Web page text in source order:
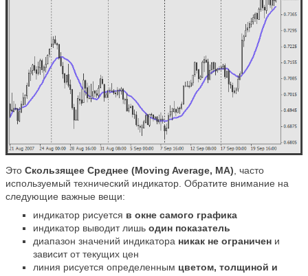
Это Скользящее Среднее (Moving Average, MA), часто
используемый технический индикатор. Обратите внимание на
следующие важные вещи:
индикатор рисуется в окне самого графика
индикатор выводит лишь один показатель
диапазон значений индикатора никак не ограничен и
зависит от текущих цен
линия рисуется определенным цветом, толщиной и